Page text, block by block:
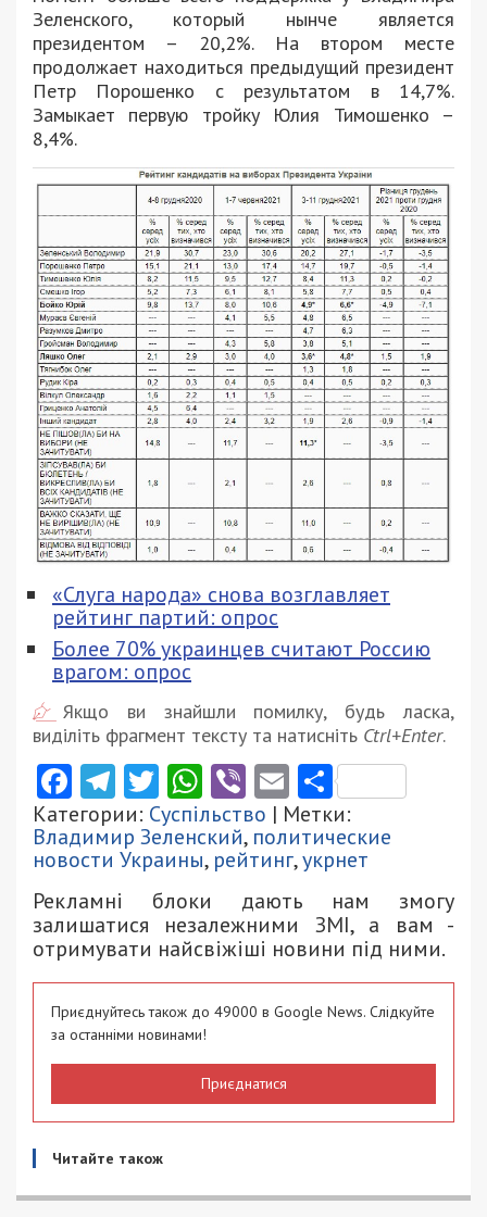
Зеленского, который нынче является
президентом – 20,2%. На втором месте
продолжает находиться предыдущий президент
Петр Порошенко с результатом в 14,7%.
Замыкает первую тройку Юлия Тимошенко –
8,4%.
«Слуга народа» снова возглавляет
рейтинг партий: опрос
Более 70% украинцев считают Россию
врагом: опрос
Якщо ви знайшли помилку, будь ласка,
виділіть фрагмент тексту та натисніть Ctrl+Enter.
Facebook
Telegram
Twitter
WhatsApp
ViberEmail
Категории: Суспільство | Метки:
Владимир Зеленский, политические
новости Украины, рейтинг,укрнет
Рекламні блоки дають нам змогу
залишатися незалежними ЗМІ, а вам -
отримувати найсвіжіші новини під ними.
Приєднуйтесь також до 49000 в Google News. Слідкуйте
за останніми новинами!
Приєднатися
Читайте також